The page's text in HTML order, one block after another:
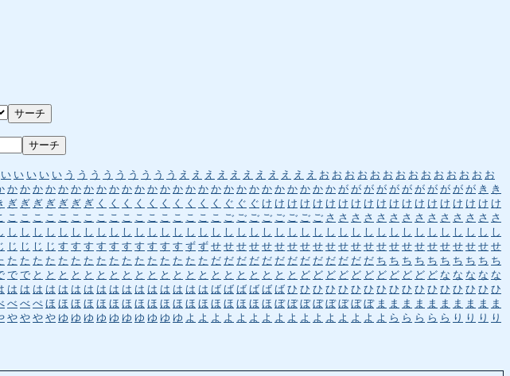
い い い い い う う う う う う う う う え え え え え え え え え え え お お お お お お お お お お お お お お
か か か か か か か か か か か か か か か か か か か か か か か か か か が が が が が が が が が が が き き
ぎ ぎ ぎ ぎ ぎ ぎ ぎ く く く く く く く く く く ぐ ぐ ぐ け け け け け け け け け け け け け け け け け け け
こ こ こ こ こ こ こ こ こ こ こ こ こ こ こ こ こ ご ご ご ご ご ご ご ご さ さ さ さ さ さ さ さ さ さ さ さ さ さ
し し し し し し し し し し し し し し し し し し し し し し し し し し し し し し し し し し し し し し し
じ じ じ じ す す す す す す す す す す ず ず せ せ せ せ せ せ せ せ せ せ せ せ せ せ せ せ せ せ せ せ せ せ せ
た た た た た た た た た た た た た た た た だ だ だ だ だ だ だ だ だ だ だ だ だ ち ち ち ち ち ち ち ち ち ち
で で と と と と と と と と と と と と と と と と と と と と と ど ど ど ど ど ど ど ど ど ど ど な な な な な
は は は は は は は は は は は は は は は は ば ば ば ば ば ば ひ ひ ひ ひ ひ ひ ひ ひ ひ ひ ひ ひ ひ ひ ひ ひ ひ
べ べ ぺ ほ ほ ほ ほ ほ ほ ほ ほ ほ ほ ほ ほ ほ ほ ほ ほ ほ ほ ぼ ぼ ぼ ぼ ぼ ぼ ぼ ぼ ま ま ま ま ま ま ま ま ま ま
や や や や ゆ ゆ ゆ ゆ ゆ ゆ ゆ ゆ ゆ ゆ よ よ よ よ よ よ よ よ よ よ よ よ よ よ よ よ ら ら ら ら ら り り り り